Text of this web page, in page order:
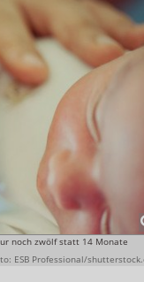
noch zwölf statt 14 Monate
ESB Professional/